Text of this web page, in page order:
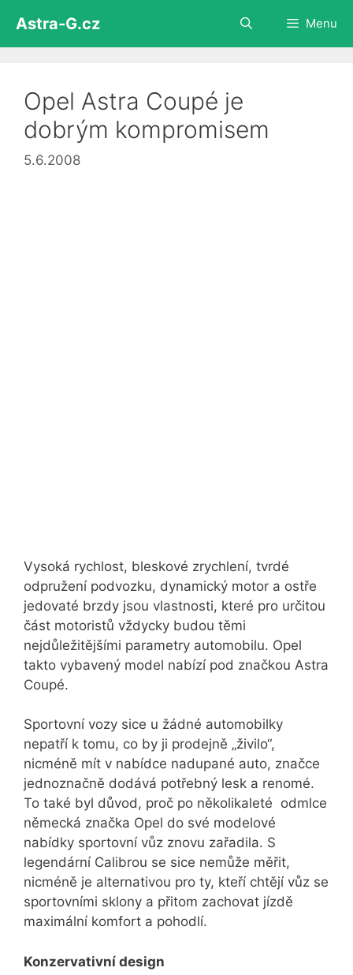
obsah
Astra-G.cz Menu
Opel Astra Coupé je
dobrým kompromisem
5.6.2008
Vysoká rychlost, bleskové zrychlení, tvrdé
odpružení podvozku, dynamický motor a ostře
jedovaté brzdy jsou vlastnosti, které pro určitou
část motoristů vždycky budou těmi
nejdůležitějšími parametry automobilu. Opel
takto vybavený model nabízí pod značkou Astra
Coupé.
Sportovní vozy sice u žádné automobilky
nepatří k tomu, co by ji prodejně „živilo“,
nicméně mít v nabídce nadupané auto, značce
jednoznačně dodává potřebný lesk a renomé.
To také byl důvod, proč po několikaleté odmlce
německá značka Opel do své modelové
nabídky sportovní vůz znovu zařadila. S
legendární Calibrou se sice nemůže měřit,
nicméně je alternativou pro ty, kteří chtějí vůz se
sportovními sklony a přitom zachovat jízdě
maximální komfort a pohodlí.
Konzervativní design